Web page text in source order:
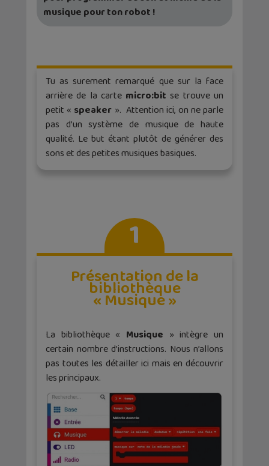
musique pour ton robot !
Tu as surement remarqué que sur la face
arrière de la carte micro:bit se trouve un
petit « speaker ». Attention ici, on ne parle
pas d’un système de musique de haute
qualité. Le but étant plutôt de générer des
sons et des petites musiques basiques.
1
Présentation de la
bibliothèque
« Musique »
La bibliothèque « Musique » intègre un
certain nombre d’instructions. Nous n’allons
pas toutes les détailler ici mais en découvrir
les principaux.